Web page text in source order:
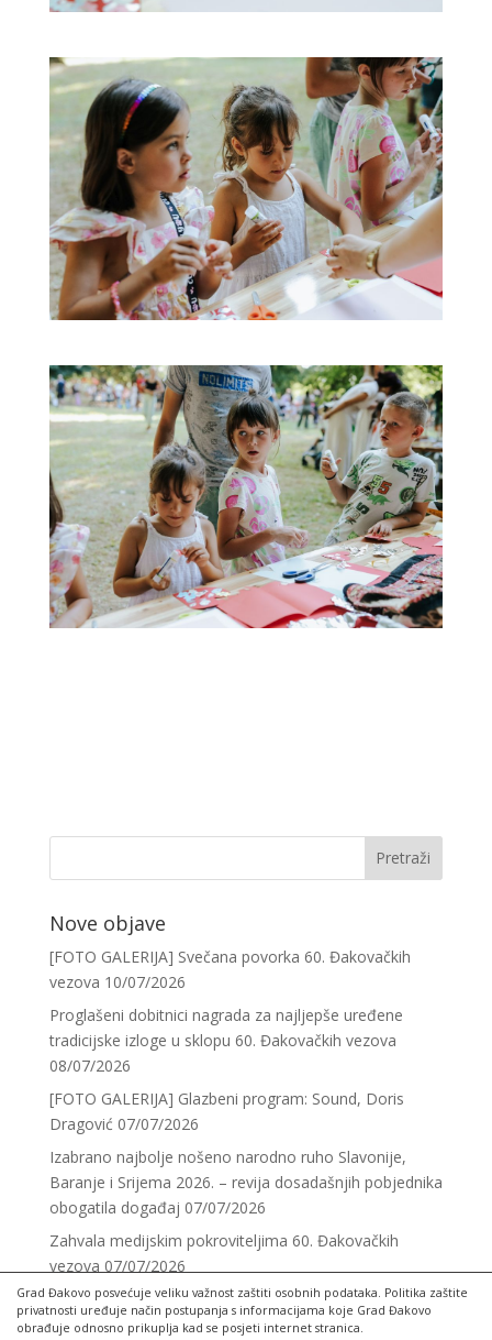
Grad Đakovo posvećuje veliku važnost zaštiti osobnih podataka. Politika zaštite
privatnosti uređuje način postupanja s informacijama koje Grad Đakovo
obrađuje odnosno prikuplja kad se posjeti internet stranica.
Nove objave
[FOTO GALERIJA] Svečana povorka 60. Đakovačkih
vezova 10/07/2026
Proglašeni dobitnici nagrada za najljepše uređene
tradicijske izloge u sklopu 60. Đakovačkih vezova
08/07/2026
[FOTO GALERIJA] Glazbeni program: Sound, Doris
Dragović 07/07/2026
Izabrano najbolje nošeno narodno ruho Slavonije,
Baranje i Srijema 2026. – revija dosadašnjih pobjednika
obogatila događaj 07/07/2026
Zahvala medijskim pokroviteljima 60. Đakovačkih
vezova 07/07/2026